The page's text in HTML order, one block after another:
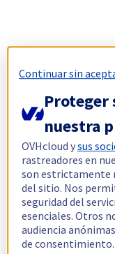
Continuar sin
Proteger
nuestra
OVHcloud ysus
rastreadores en
son estrictamente
del sitio. Nos
seguridad del
esenciales. Otros
audiencia
de consentimiento.